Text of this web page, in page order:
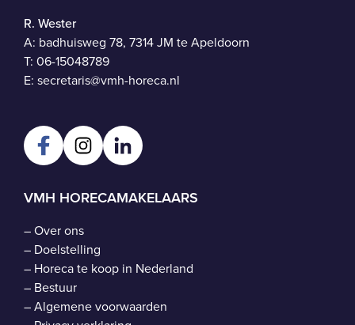
R. Wester
A: badhuisweg 78, 7314 JM te Apeldoorn
T: 06-15048789
E: secretaris@vmh-horeca.nl
VMH HORECAMAKELAARS
–Over ons
– Doelstelling
– Horeca te koop in Nederland
– Bestuur
–Algemene voorwaarden